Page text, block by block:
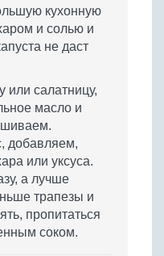
кухонную
и солью и
не даст
или салатницу,
масло и
добавляем,
или уксуса.
а лучше
трапезы и
пропитаться
соком.